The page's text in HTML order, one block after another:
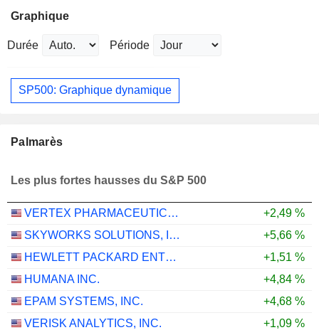
Graphique
Durée Période
SP500: Graphique dynamique
Palmarès
Les plus fortes hausses du S&P 500
VERTEX PHARMACEUTICALS INCORPORATED
+2,49 %
SKYWORKS SOLUTIONS, INC.
+5,66 %
HEWLETT PACKARD ENTERPRISE COMPANY
+1,51 %
HUMANA INC.
+4,84 %
EPAM SYSTEMS, INC.
+4,68 %
VERISK ANALYTICS, INC.
+1,09 %